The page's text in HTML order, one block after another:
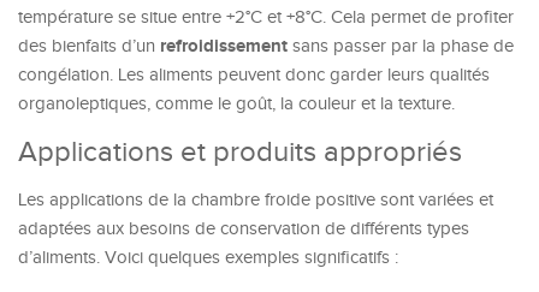
température se situe entre +2°C et +8°C. Cela permet de profiter
des bienfaits d’un refroidissement sans passer par la phase de
congélation. Les aliments peuvent donc garder leurs qualités
organoleptiques, comme le goût, la couleur et la texture.
Applications et produits appropriés
Les applications de la chambre froide positive sont variées et
adaptées aux besoins de conservation de différents types
d’aliments. Voici quelques exemples significatifs :